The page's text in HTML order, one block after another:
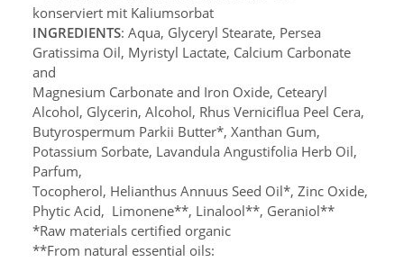
konserviert mit Kaliumsorbat
INGREDIENTS: Aqua, Glyceryl Stearate, Persea
Gratissima Oil, Myristyl Lactate, Calcium Carbonate
and
Magnesium Carbonate and Iron Oxide, Cetearyl
Alcohol, Glycerin, Alcohol, Rhus Verniciflua Peel Cera,
Butyrospermum Parkii Butter*, Xanthan Gum,
Potassium Sorbate, Lavandula Angustifolia Herb Oil,
Parfum,
Tocopherol, Helianthus Annuus Seed Oil*, Zinc Oxide,
Phytic Acid, Limonene**, Linalool**, Geraniol**
*Raw materials certified organic
**From natural essential oils: